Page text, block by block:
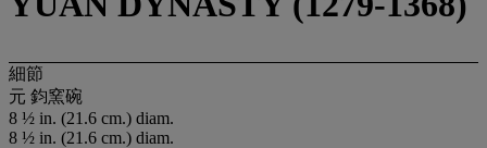
細節
元 鈞窯碗
8 ½ in. (21.6 cm.) diam.
8 ½ in. (21.6 cm.) diam.